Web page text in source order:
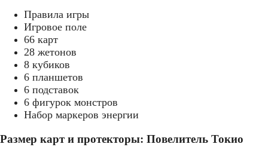
Правила игры
Игровое поле
66 карт
28 жетонов
8 кубиков
6 планшетов
6 подставок
6 фигурок монстров
Набор маркеров энергии
Размер карт и протекторы: Повелитель Токио